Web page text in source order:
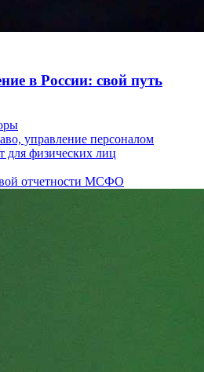
в России: свой путь
управление персоналом
для физических лиц
отчетности МСФО